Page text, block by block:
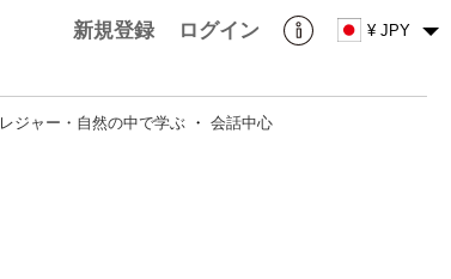
新規登録 ログイン ¥ JPY
レジャー・自然の中で学ぶ ・会話中心